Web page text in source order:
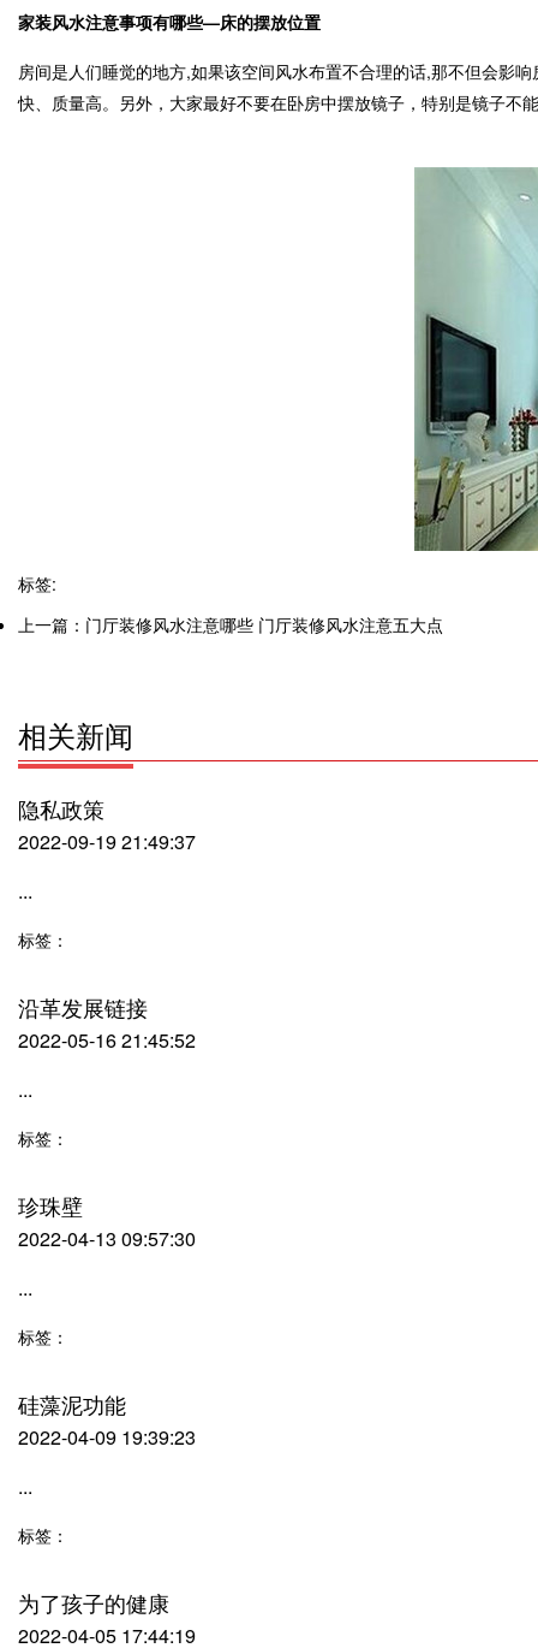
家装风水注意事项有哪些—床的摆放位置
房间是人们睡觉的地方,如果该空间风水布置不合理的话,那不但会影
快、质量高。另外，大家最好不要在卧房中摆放镜子，特别是镜子不
标签:
上一篇： 门厅装修风水注意哪些 门厅装修风水注意五大点
相关新闻
隐私政策
2022-09-19 21:49:37
...
标签：
沿革发展链接
2022-05-16 21:45:52
...
标签：
珍珠壁
2022-04-13 09:57:30
...
标签：
硅藻泥功能
2022-04-09 19:39:23
...
标签：
为了孩子的健康
2022-04-05 17:44:19